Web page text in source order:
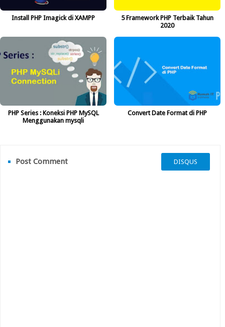
Install PHP Imagick di XAMPP
5 Framework PHP Terbaik Tahun
2020
PHP Series : Koneksi PHP MySQL
Menggunakan mysqli
Convert Date Format di PHP
Post Comment DISQUS